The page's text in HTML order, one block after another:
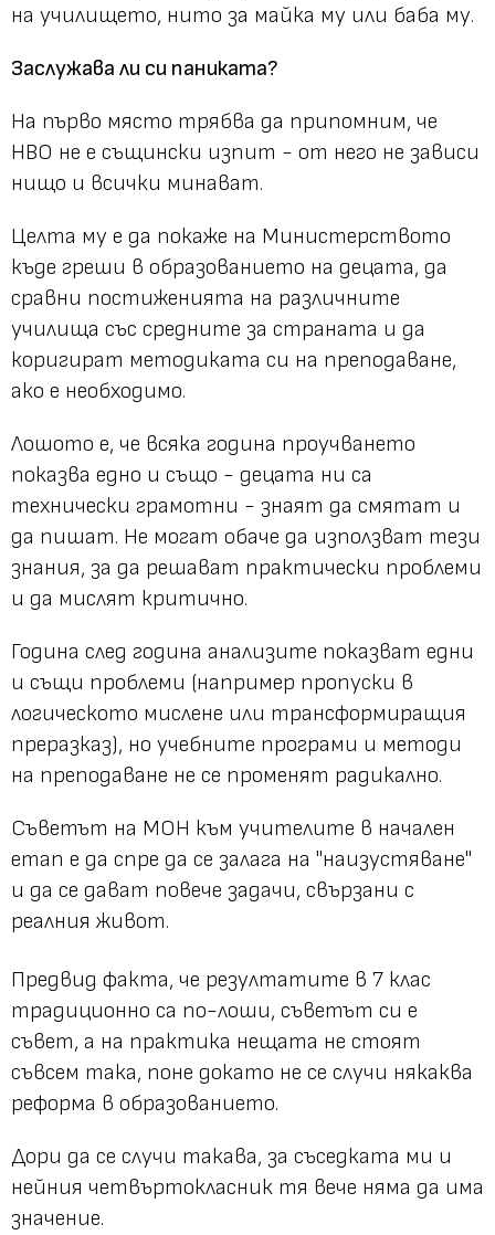
на училището, нито за майка му или баба му.
Заслужава ли си паниката?
На първо място трябва да припомним, че
НВО не е същински изпит - от него не зависи
нищо и всички минават.
Целта му е да покаже на Министерството
къде греши в образованието на децата, да
сравни постиженията на различните
училища със средните за страната и да
коригират методиката си на преподаване,
ако е необходимо.
Лошото е, че всяка година проучването
показва едно и също - децата ни са
технически грамотни - знаят да смятат и
да пишат. Не могат обаче да използват тези
знания, за да решават практически проблеми
и да мислят критично.
Година след година анализите показват едни
и същи проблеми (например пропуски в
логическото мислене или трансформиращия
преразказ), но учебните програми и методи
на преподаване не се променят радикално.
Съветът на МОН към учителите в начален
етап е да спре да се залага на "наизустяване"
и да се дават повече задачи, свързани с
реалния живот.
Предвид факта, че резултатите в 7 клас
традиционно са по-лоши, съветът си е
съвет, а на практика нещата не стоят
съвсем така, поне докато не се случи някаква
реформа в образованието.
Дори да се случи такава, за съседката ми и
нейния четвъртокласник тя вече няма да има
значение.